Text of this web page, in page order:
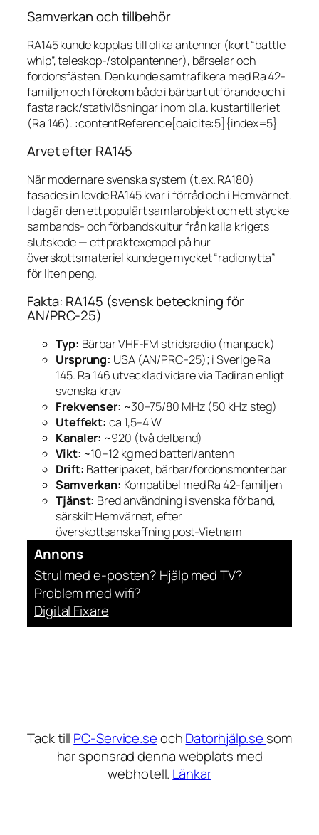
Samverkan och tillbehör
RA145 kunde kopplas till olika antenner (kort “battle
whip”, teleskop-/stolpantenner), bärselar och
fordonsfästen. Den kunde samtrafikera med Ra 42-
familjen och förekom både i bärbart utförande och i
fasta rack/stativlösningar inom bl.a. kustartilleriet
(Ra 146). :contentReference[oaicite:5]{index=5}
Arvet efter RA145
När modernare svenska system (t.ex. RA180)
fasades in levde RA145 kvar i förråd och i Hemvärnet.
I dag är den ett populärt samlarobjekt och ett stycke
sambands- och förbandskultur från kalla krigets
slutskede — ett praktexempel på hur
överskottsmateriel kunde ge mycket “radionytta”
för liten peng.
Fakta: RA145 (svensk beteckning för
AN/PRC-25)
Typ: Bärbar VHF-FM stridsradio (manpack)
Ursprung: USA (AN/PRC-25); i Sverige Ra
145. Ra 146 utvecklad vidare via Tadiran enligt
svenska krav
Frekvenser: ~30–75/80 MHz (50 kHz steg)
Uteffekt: ca 1,5–4 W
Kanaler: ~920 (två delband)
Vikt: ~10–12 kg med batteri/antenn
Drift: Batteripaket, bärbar/fordonsmonterbar
Samverkan: Kompatibel med Ra 42-familjen
Tjänst: Bred användning i svenska förband,
särskilt Hemvärnet, efter
överskottsanskaffning post-Vietnam
Annons
Strul med e-posten? Hjälp med TV?
Problem med wifi?
Digital Fixare
Tack till PC-Service.seochDatorhjälp.se som
har sponsrad denna webplats med
webhotell. Länkar